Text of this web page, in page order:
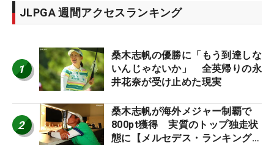
JLPGA 週間アクセスランキング
1
桑木志帆の優勝に「もう到達しな
いんじゃないか」 全英帰りの永
井花奈が受け止めた現実
2
桑木志帆が海外メジャー制覇で
800pt獲得 実質のトップ独走状
態に【メルセデス・ランキング番